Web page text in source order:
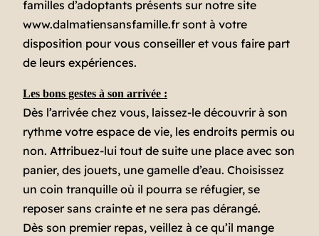
familles d’adoptants présents sur notre site
www.dalmatiensansfamille.fr sont à votre
disposition pour vous conseiller et vous faire part
de leurs expériences.
Les bons gestes à son arrivée :
Dès l’arrivée chez vous, laissez-le découvrir à son
rythme votre espace de vie, les endroits permis ou
non. Attribuez-lui tout de suite une place avec son
panier, des jouets, une gamelle d’eau. Choisissez
un coin tranquille où il pourra se réfugier, se
reposer sans crainte et ne sera pas dérangé.
Dès son premier repas, veillez à ce qu’il mange